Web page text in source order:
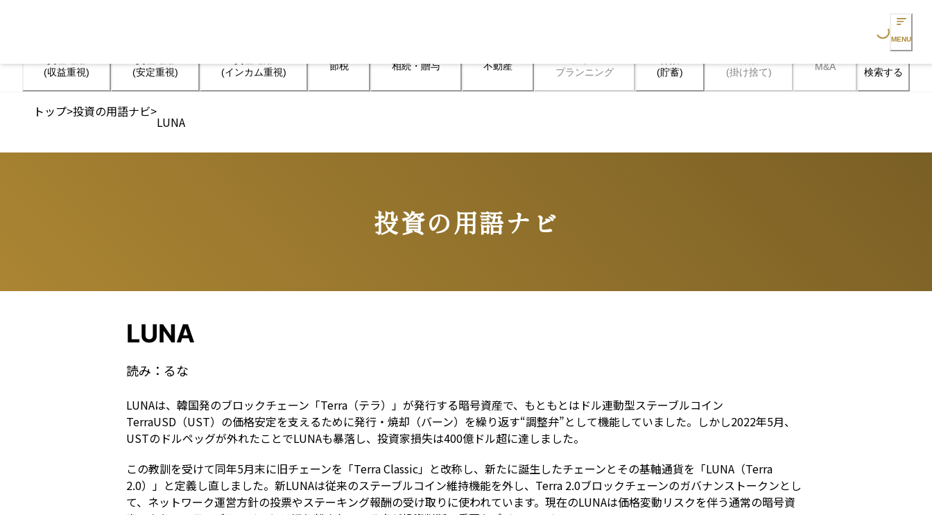
Loading... MENU
(収益重視)
(安定重視)
(インカム重視)
節税 相続・贈与 不動産
プランニング
(貯蓄)
(掛け捨て)
M&A 検索する
トップ>投資の用語ナビ>
LUNA
投資の用語ナビ
Terms
LUNA
読み： るな
LUNAは、韓国発のブロックチェーン「Terra（テラ）」が発行する暗号資産で、もともとはドル連動型ステーブルコイン
TerraUSD（UST）の価格安定を支えるために発行・焼却（バーン）を繰り返す“調整弁”として機能していました。しかし2022年5月、
USTのドルペッグが外れたことでLUNAも暴落し、投資家損失は400億ドル超に達しました。
この教訓を受けて同年5月末に旧チェーンを「Terra Classic」と改称し、新たに誕生したチェーンとその基軸通貨を「LUNA（Terra
2.0）」と定義し直しました。新LUNAは従来のステーブルコイン維持機能を外し、Terra 2.0ブロックチェーンのガバナンストークンとし
て、ネットワーク運営方針の投票やステーキング報酬の受け取りに使われています。現在のLUNAは価格変動リスクを伴う通常の暗号資